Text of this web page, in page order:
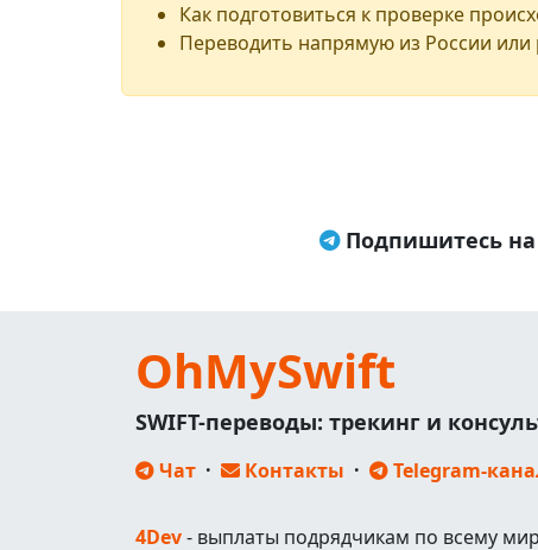
Как подготовиться к проверке
Переводить напрямую из России или
Подпишитесь на
OhMySwift
SWIFT-переводы: трекинг и
Чат · Контакты · Telegram-
4Dev- выплаты подрядчикам по всему